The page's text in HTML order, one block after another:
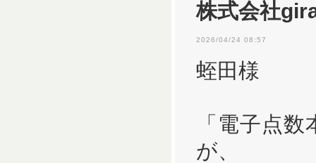
株式会社
2026/04/24 08:57
蛭田様
「電子点
が、